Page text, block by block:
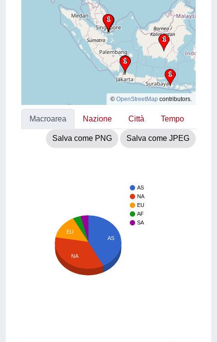
© OpenStreetMap contributors.
Macroarea Nazione Città Tempo
Salva come PNG Salva come JPEG
AS
NA
EU
AF
SA
AS
EU
NA